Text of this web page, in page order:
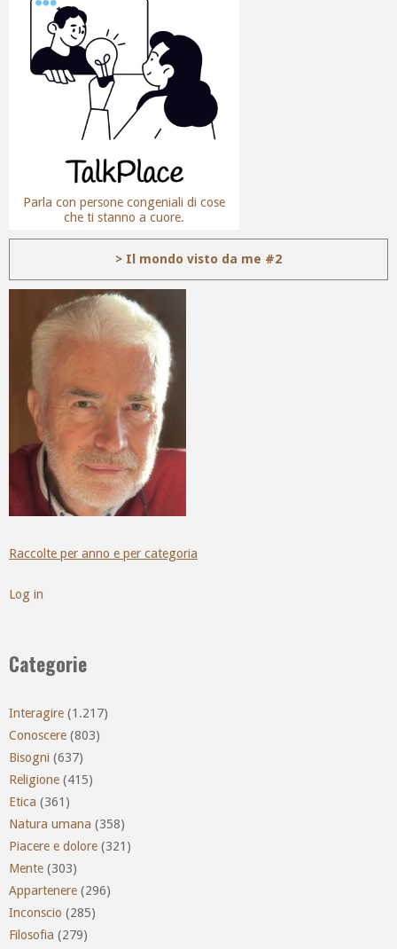
Parla con persone congeniali di cose
che ti stanno a cuore.
> Il mondo visto da me #2
Raccolte per anno e per categoria
Log in
Categorie
Interagire (1.217)
Conoscere (803)
Bisogni (637)
Religione (415)
Etica (361)
Natura umana (358)
Piacere e dolore (321)
Mente (303)
Appartenere (296)
Inconscio (285)
Filosofia (279)